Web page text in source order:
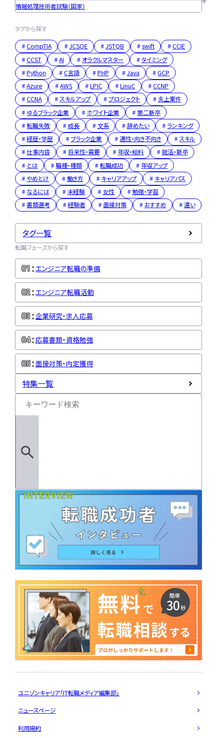
情報処理技術者試験（国家）
タグから探す
CompTIA JCSQE JSTQB swift
CCIE
CCST
AI オラクルマスター
タイミング
Python
C言語 PHP Java
GCP
Azure
AWS LPIC LinuC
CCNP
CCNA
スキルアップ プロジェクト
炎上案件
ゆるブラック企業
ホワイト企業
第二新卒
転職失敗
成長 文系 辞めたい
ランキング
経歴・学歴
ブラック企業 適性・向き不向き
スキル
仕事内容
将来性・需要 年収・給料
就活・新卒
とは
職種・種類 転職成功
年収アップ
やめとけ
働き方 キャリアアップ
キャリアパス
なるには
未経験 女性
勉強・学習
書類選考
経験者 面接対策 おすすめ 違い
タグ一覧
転職フェーズから探す
エンジニア転職の準備
エンジニア転職活動
企業研究・求人応募
応募書類・資格勉強
面接対策・内定獲得
特集一覧
ユニゾンキャリア「IT転職メディア編集部」
ニュースページ
利用規約